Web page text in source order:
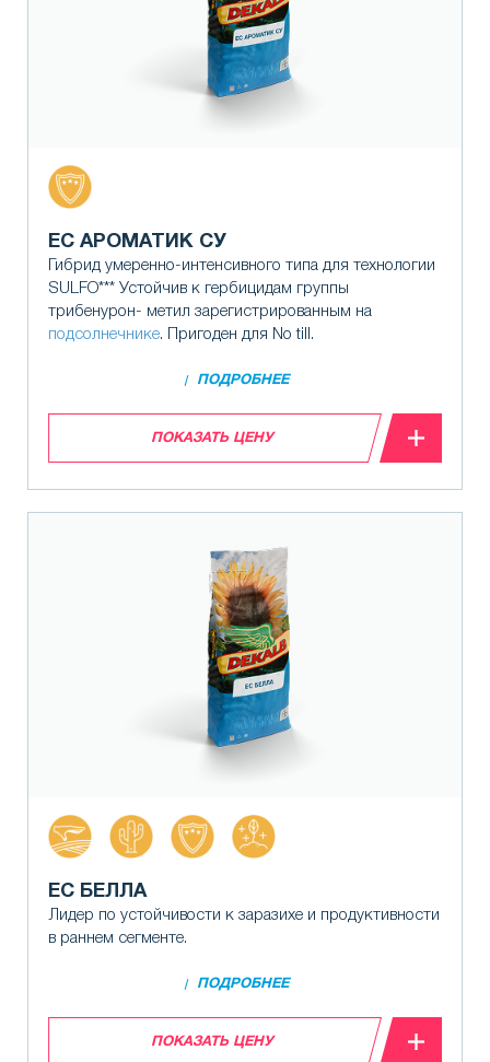
ЕС АРОМАТИК СУ
Гибрид умеренно-интенсивного типа для технологии
SULFO*** Устойчив к гербицидам группы
трибенурон- метил зарегистрированным на
подсолнечнике. Пригоден для No till.
ПОДРОБНЕЕ
ПОКАЗАТЬ ЦЕНУ
ЕС БЕЛЛА
Лидер по устойчивости к заразихе и продуктивности
в раннем сегменте.
ПОДРОБНЕЕ
ПОКАЗАТЬ ЦЕНУ